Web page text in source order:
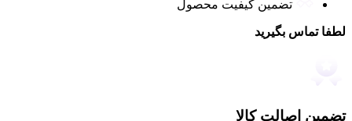
تضمین کیفیت محصول
لطفا تماس بگیرید
تضمین اصالت کالا